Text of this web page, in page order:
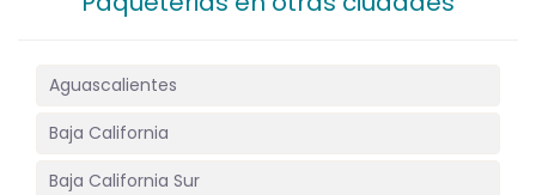
Aguascalientes
Baja California
Baja California Sur